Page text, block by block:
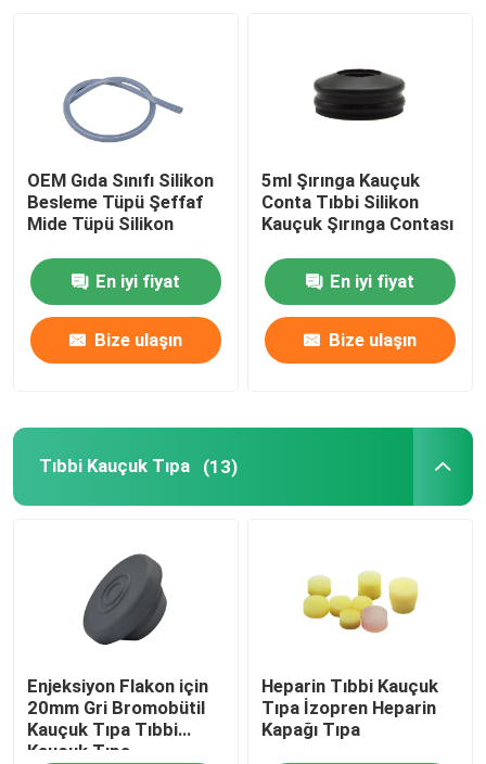
Kalite kontrol
Bize ulaşın
Teklif isteği
Tıbbi Silikon Kauçuk
Kauçuk Şırınga Pistonu
Kan Alma Aksesuarları
Butil Kauçuk Tıpa
Önceden Doldurulmuş Şırınga Parçaları
OEM Gıda Sınıfı Silikon
Besleme Tüpü Şeffaf
Mide Tüpü Silikon
En iyi fiyat
Bize ulaşın
5ml Şırınga Kauçuk
Conta Tıbbi Silikon
Kauçuk Şırınga Contası
En iyi fiyat
Bize ulaşın
Tıbbi Kauçuk Tıpa (13)
Enjeksiyon Flakon için
20mm Gri Bromobütil
Kauçuk Tıpa Tıbbi
Kauçuk Tıpa
Heparin Tıbbi Kauçuk
Tıpa İzopren Heparin
Kapağı Tıpa